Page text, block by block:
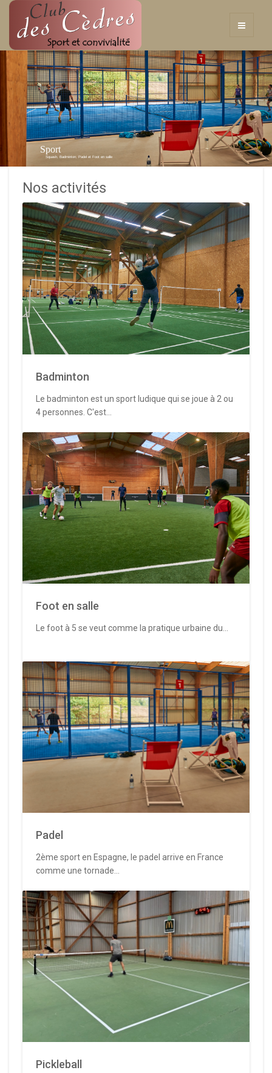
Sport
Squash, Badminton, Padel et Foot en salle
Nos activités
Badminton
Le badminton est un sport ludique qui se joue à 2 ou
4 personnes. C'est...
Foot en salle
Le foot à 5 se veut comme la pratique urbaine du...
Padel
2ème sport en Espagne, le padel arrive en France
comme une tornade...
Pickleball